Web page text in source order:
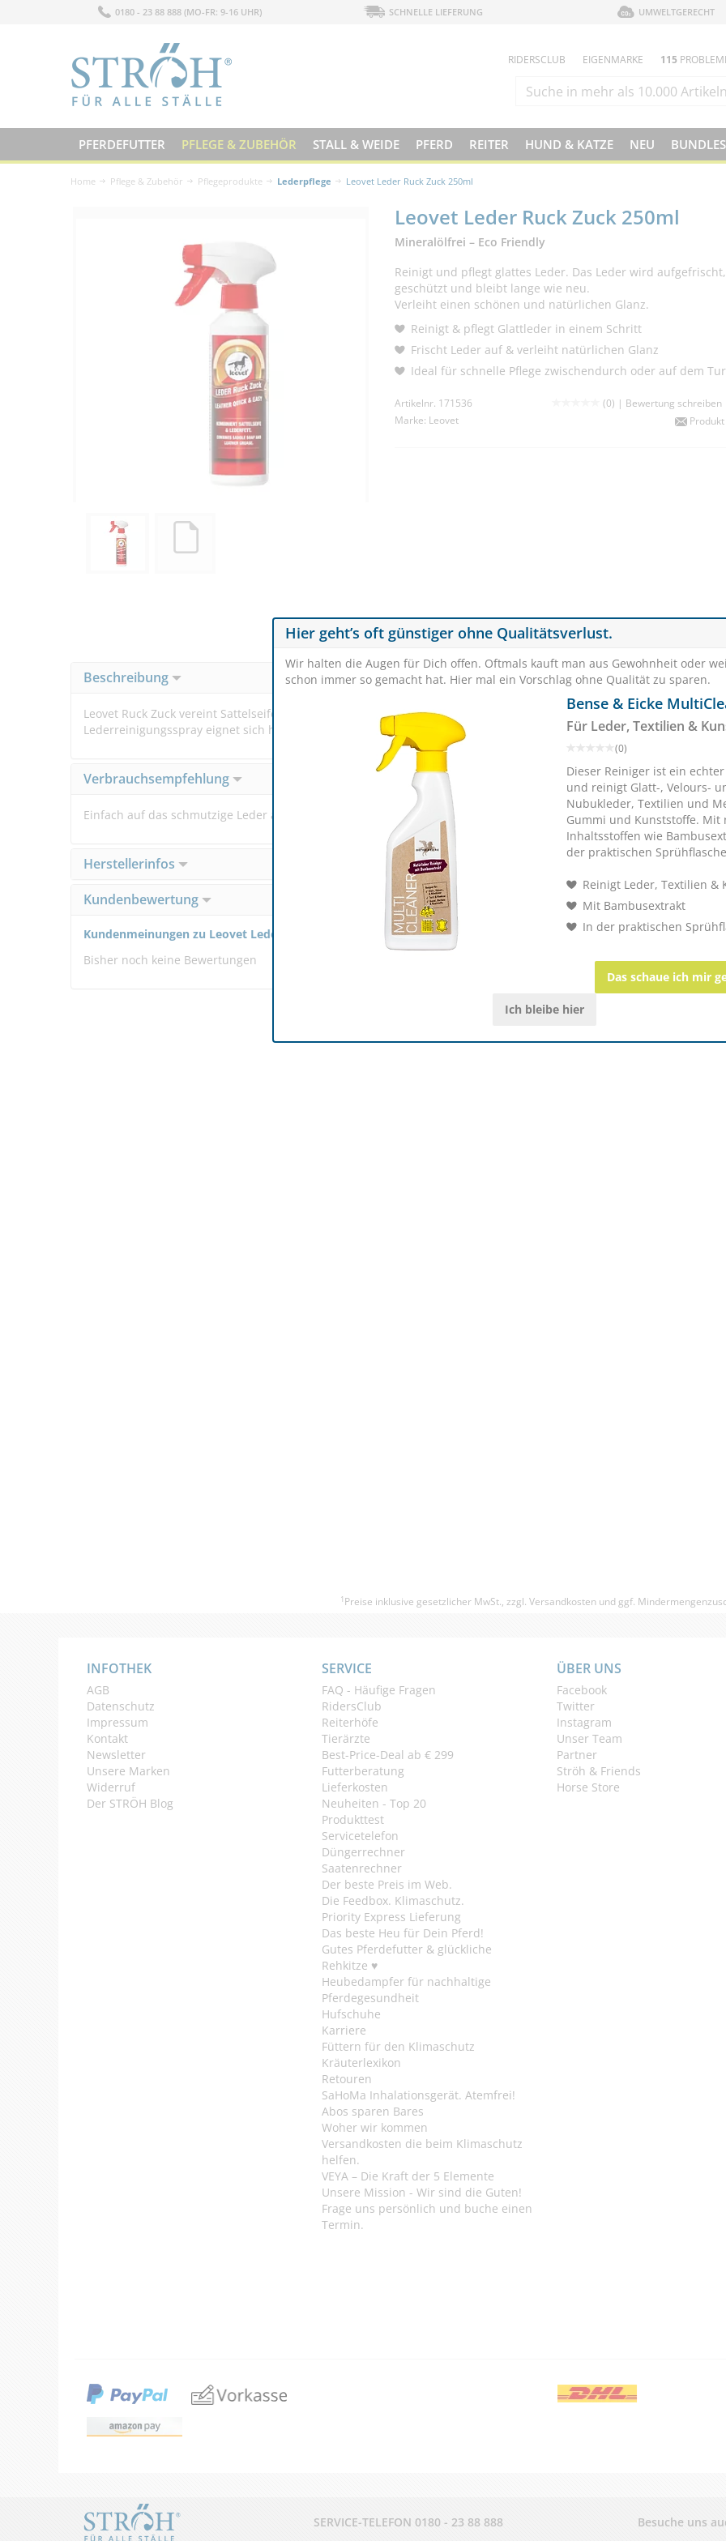
0180 - 23 88 888 (MO-FR: 9-16 UHR) SCHNELLE LIEFERUNG UMWELTGERECHT
RIDERSCLUB EIGENMARKE 115
PFERDEFUTTER PFLEGE & ZUBEHÖR STALL & WEIDE PFERD REITER HUND & KATZE NEU BUNDLES
Home Pflege & Zubehör Pflegeprodukte Lederpflege Leovet Leder Ruck Zuck 250ml
Leovet Leder Ruck Zuck 250ml
Mineralölfrei – Eco Friendly
Reinigt und pflegt glattes Leder. Das Leder wird aufgefrischt,
geschützt und bleibt lange wie neu.
Verleiht einen schönen und natürlichen Glanz.
Reinigt & pflegt Glattleder in einem Schritt
Frischt Leder auf & verleiht natürlichen Glanz
Ideal für schnelle Pflege zwischendurch oder auf dem
Artikelnr. 171536 (0) | Bewertung schreiben
Marke: Leovet
Beschreibung
Leovet Ruck Zuck vereint Sattelseife und Lederfett. Das Glattleder wird gereinigt und gepflegt zugleich. Das
Lederreinigungsspray eignet sich hervorragend für die schnelle Lederpflege für zwischendurch oder auf dem
Verbrauchsempfehlung
Einfach auf das schmutzige Leder auftragen und anschließend abwischen. Schneller geht nicht!
Herstellerinfos
Kundenbewertung
Kundenmeinungen zu Leovet Leder Ruck Zuck 250ml - Mineralölfrei – Eco Friendly
Bisher noch keine Bewertungen
(1)
Hier geht’s oft günstiger ohne Qualitätsverlust.
Wir halten die Augen für Dich offen. Oftmals kauft man aus Gewohnheit oder
schon immer so gemacht hat. Hier mal ein Vorschlag ohne Qualität zu sparen.
Bense & Eicke
Für Leder, Textilien &
(0)
Dieser Reiniger ist ein
und reinigt Glatt-, Velours-
Nubukleder, Textilien und
Gummi und Kunststoffe. Mit
Inhaltsstoffen wie
der praktischen
Reinigt Leder, Textilien &
Mit Bambusextrakt
In der praktischen
Das schaue ich mir
Ich bleibe hier
1 Preise inklusive gesetzlicher MwSt., zzgl. Versandkostenund ggf.
INFOTHEK
AGB
Datenschutz
Impressum
Kontakt
Newsletter
Unsere Marken
Widerruf
Der STRÖH Blog
SERVICE
FAQ - Häufige Fragen
RidersClub
Reiterhöfe
Tierärzte
Best-Price-Deal ab € 299
Futterberatung
Lieferkosten
Neuheiten - Top 20
Produkttest
Servicetelefon
Düngerrechner
Saatenrechner
Der beste Preis im Web.
Die Feedbox. Klimaschutz.
Priority Express Lieferung
Das beste Heu für Dein Pferd!
Gutes Pferdefutter & glückliche
Rehkitze ♥
Heubedampfer für nachhaltige
Pferdegesundheit
Hufschuhe
Karriere
Füttern für den Klimaschutz
Kräuterlexikon
Retouren
SaHoMa Inhalationsgerät. Atemfrei!
Abos sparen Bares
Woher wir kommen
Versandkosten die beim Klimaschutz
helfen.
VEYA – Die Kraft der 5 Elemente
Unsere Mission - Wir sind die Guten!
Frage uns persönlich und buche einen
Termin.
ÜBER UNS
Facebook
Twitter
Instagram
Unser Team
Partner
Ströh & Friends
Horse Store
SERVICE-TELEFON 0180 - 23 88 888 Besuche uns